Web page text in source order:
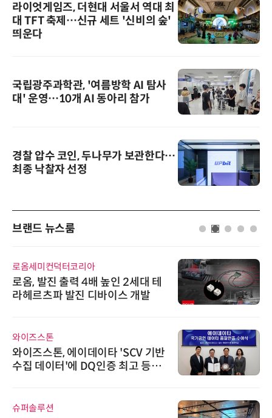
라이엇게임즈, 더현대 서울서 역대 최
대 TFT 축제…신규 세트 '신비의 숲'
띄운다
국립광주과학관, '여름방학 AI 탐사
대' 운영…10개 AI 동아리 참가
경찰 압수 코인, 두나무가 보관한다…
최종 낙찰자 선정
브랜드 뉴스룸
로옴세미컨덕터코리아
로옴, 발진 출력 4배 높인 2세대 테
라헤르츠파 발진 디바이스 개발
와이즈스톤
와이즈스톤, 에이데이타 'SCV 기반
수집 데이터'에 DQ인증 최고 등급
슈퍼솔루션